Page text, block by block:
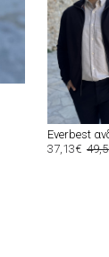
37,13€